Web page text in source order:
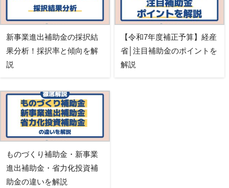
新事業進出補助金の採択結
果分析！採択率と傾向を解
説
【令和7年度補正予算】経産
省│注目補助金のポイントを
解説
ものづくり補助金・新事業
進出補助金・省力化投資補
助金の違いを解説